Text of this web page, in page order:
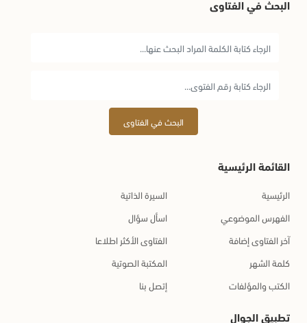
البحث في الفتاوى
البحث في الفتاوى
القائمة الرئيسية
الرئيسية
السيرة الذاتية
الفهرس الموضوعي
اسأل سؤال
آخر الفتاوى إضافة
الفتاوى الأكثر اطلاعا
كلمة الشهر
المكتبة الصوتية
الكتب والمؤلفات
إتصل بنا
تطبيق الجوال